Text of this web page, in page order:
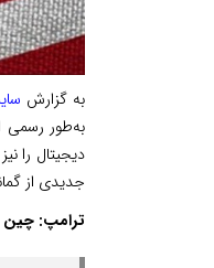
به گزارش
به‌طور رسمی
دیجیتال را
جدیدی از
ترامپ: چین